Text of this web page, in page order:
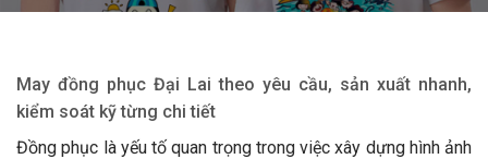
May đồng phục Đại Lai theo yêu cầu, sản xuất nhanh,
kiểm soát kỹ từng chi tiết
Đồng phục là yếu tố quan trọng trong việc xây dựng hình ảnh